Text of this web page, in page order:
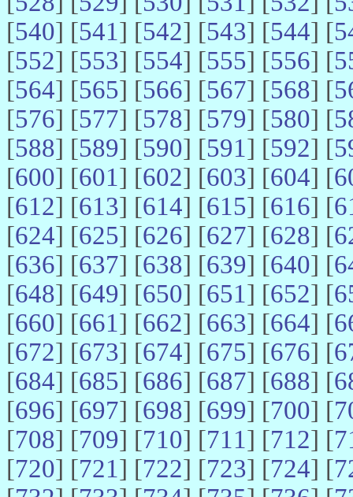
[540] [541] [542] [543] [544] [
[552] [553] [554] [555] [556] [
[564] [565] [566] [567] [568] [
[576] [577] [578] [579] [580] [
[588] [589] [590] [591] [592] [
[600] [601] [602] [603] [604] [
[612] [613] [614] [615] [616] [
[624] [625] [626] [627] [628] [
[636] [637] [638] [639] [640] [
[648] [649] [650] [651] [652] [
[660] [661] [662] [663] [664] [
[672] [673] [674] [675] [676] [
[684] [685] [686] [687] [688] [
[696] [697] [698] [699] [700] [
[708] [709] [710] [711] [712] [
[720] [721] [722] [723] [724] [